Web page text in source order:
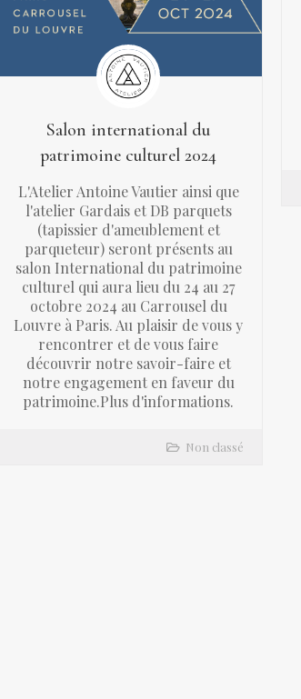
Salon international du
patrimoine culturel 2024
L'Atelier Antoine Vautier ainsi que
l'atelier Gardais et DB parquets
(tapissier d'ameublement et
parqueteur) seront présents au
salon International du patrimoine
culturel qui aura lieu du 24 au 27
octobre 2024 au Carrousel du
Louvre à Paris. Au plaisir de vous y
rencontrer et de vous faire
découvrir notre savoir-faire et
notre engagement en faveur du
patrimoine.Plus d'informations.
Non classé